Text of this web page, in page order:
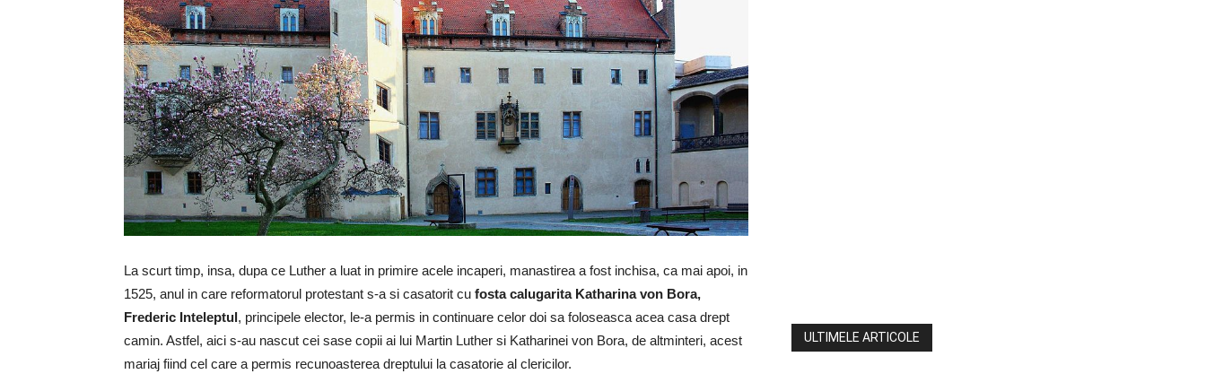
La scurt timp, insa, dupa ce Luther a luat in primire acele incaperi, manastirea a fost inchisa, ca mai apoi, in
1525, anul in care reformatorul protestant s-a si casatorit cu fosta calugarita Katharina von Bora,
Frederic Inteleptul, principele elector, le-a permis in continuare celor doi sa foloseasca acea casa drept
camin. Astfel, aici s-au nascut cei sase copii ai lui Martin Luther si Katharinei von Bora, de altminteri, acest
mariaj fiind cel care a permis recunoasterea dreptului la casatorie al clericilor.
ULTIMELE ARTICOLE